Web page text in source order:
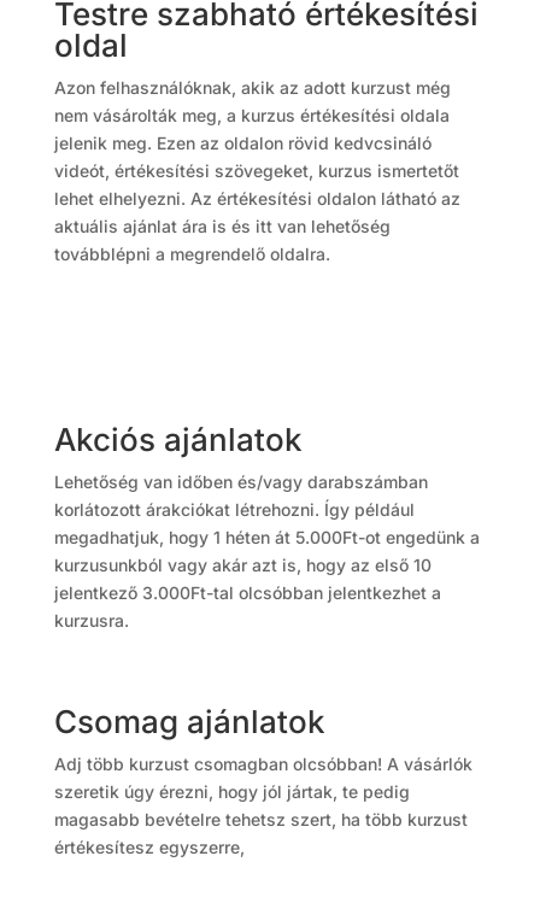
Testre szabható értékesítési
oldal
Azon felhasználóknak, akik az adott kurzust még
nem vásárolták meg, a kurzus értékesítési oldala
jelenik meg. Ezen az oldalon rövid kedvcsináló
videót, értékesítési szövegeket, kurzus ismertetőt
lehet elhelyezni. Az értékesítési oldalon látható az
aktuális ajánlat ára is és itt van lehetőség
továbblépni a megrendelő oldalra.
Akciós ajánlatok
Lehetőség van időben és/vagy darabszámban
korlátozott árakciókat létrehozni. Így például
megadhatjuk, hogy 1 héten át 5.000Ft-ot engedünk a
kurzusunkból vagy akár azt is, hogy az első 10
jelentkező 3.000Ft-tal olcsóbban jelentkezhet a
kurzusra.
Csomag ajánlatok
Adj több kurzust csomagban olcsóbban! A vásárlók
szeretik úgy érezni, hogy jól jártak, te pedig
magasabb bevételre tehetsz szert, ha több kurzust
értékesítesz egyszerre,